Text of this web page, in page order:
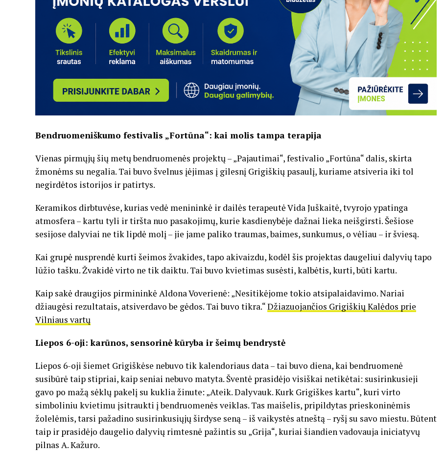
Bendruomeniškumo festivalis „Fortūna“: kai molis tampa terapija
Vienas pirmųjų šių metų bendruomenės projektų – „Pajautimai“, festivalio „Fortūna“ dalis, skirta
žmonėms su negalia. Tai buvo švelnus įėjimas į gilesnį Grigiškių pasaulį, kuriame atsiveria iki tol
negirdėtos istorijos ir patirtys.
Keramikos dirbtuvėse, kurias vedė menininkė ir dailės terapeutė Vida Juškaitė, tvyrojo ypatinga
atmosfera – kartu tyli ir tiršta nuo pasakojimų, kurie kasdienybėje dažnai lieka neišgirsti. Šešiose
sesijose dalyviai ne tik lipdė molį – jie jame paliko traumas, baimes, sunkumus, o vėliau – ir šviesą.
Kai grupė nusprendė kurti šeimos žvakides, tapo akivaizdu, kodėl šis projektas daugeliui dalyvių tapo
lūžio tašku. Žvakidė virto ne tik daiktu. Tai buvo kvietimas susėsti, kalbėtis, kurti, būti kartu.
Kaip sakė draugijos pirmininkė Aldona Voverienė: „Nesitikėjome tokio atsipalaidavimo. Nariai
džiaugėsi rezultatais, atsiverdavo be gėdos. Tai buvo tikra.“Džiazuojančios Grigiškių Kalėdos prie
Vilniaus vartų
Liepos 6-oji: karūnos, sensorinė kūryba ir šeimų bendrystė
Liepos 6-oji šiemet Grigiškėse nebuvo tik kalendoriaus data – tai buvo diena, kai bendruomenė
susibūrė taip stipriai, kaip seniai nebuvo matyta. Šventė prasidėjo visiškai netikėtai: susirinkusieji
gavo po mažą sėklų pakelį su kuklia žinute: „Ateik. Dalyvauk. Kurk Grigiškes kartu“, kuri virto
simboliniu kvietimu įsitraukti į bendruomenės veiklas. Tas maišelis, pripildytas prieskoninėmis
žolelėmis, tarsi pažadino susirinkusiųjų širdyse seną – iš vaikystės atneštą – ryšį su savo miestu. Būtent
taip ir prasidėjo daugelio dalyvių rimtesnė pažintis su „Grija“, kuriai šiandien vadovauja iniciatyvų
pilnas A. Kažuro.